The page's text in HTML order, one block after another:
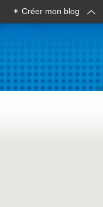
+ Créer mon blog